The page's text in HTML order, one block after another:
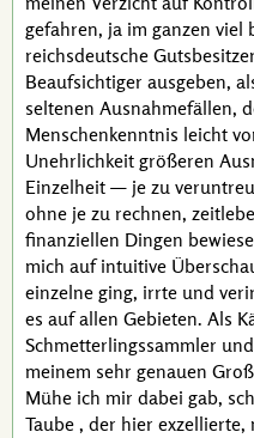
gefahren, ja im ganzen
reichsdeutsche
Beaufsichtiger ausgeben,
seltenen Ausnahmefällen,
Menschenkenntnis leicht
Unehrlichkeit größeren
Einzelheit — je zu
ohne je zu rechnen,
finanziellen Dingen
mich auf intuitive
einzelne ging, irrte und
es auf allen Gebieten. Als
Schmetterlingssammler und
meinem sehr genauen
Mühe ich mir dabei gab,
Taube , der hier exzellierte,